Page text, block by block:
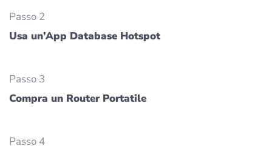
Passo 2
Usa un’App Database Hotspot
Passo 3
Compra un Router Portatile
Passo 4